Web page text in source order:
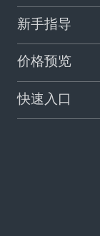
新手指导
价格预览
快速入口